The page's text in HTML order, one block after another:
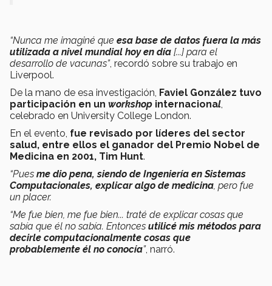
“Nunca me imaginé que esa base de datos fuera la más
utilizada a nivel mundial hoy en día [...] para el
desarrollo de vacunas”, recordó sobre su trabajo en
Liverpool.
De la mano de esa investigación, Faviel González tuvo
participación en un workshop internacional,
celebrado en University College London.
En el evento, fue revisado por líderes del sector
salud, entre ellos el ganador del Premio Nobel de
Medicina en 2001, Tim Hunt.
“Pues me dio pena, siendo de Ingeniería en Sistemas
Computacionales, explicar algo de medicina, pero fue
un placer.
“Me fue bien, me fue bien... traté de explicar cosas que
sabía que él no sabía. Entonces utilicé mis métodos para
decirle computacionalmente cosas que
probablemente él no conocía”, narró.